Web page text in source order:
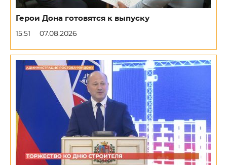
Герои Дона готовятся к выпуску
15:51 07.08.2026